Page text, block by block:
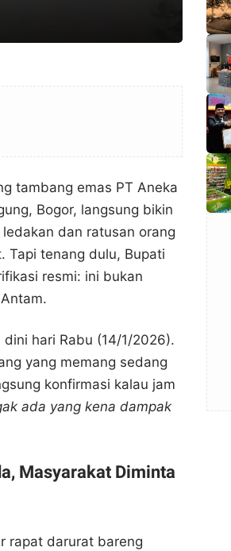
tambang emas PT Aneka
Bogor, langsung bikin
dan ratusan orang
Tapi tenang dulu, Bupati
resmi: ini bukan
hari Rabu (14/1/2026).
yang memang sedang
konfirmasi kalau jam
ada yang kena dampak
Masyarakat Diminta
rapat darurat bareng